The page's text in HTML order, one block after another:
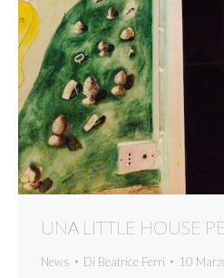
UNA LITTLE HOUSE
News Di Beatrice Ferri 10